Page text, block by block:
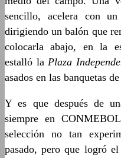
sencillo, acelera con
dirigiendo un balón que
colocarla abajo, en la
estalló la Plaza
asados en las banquetas
Y es que después de
siempre en
selección no tan
pasado, pero que logró